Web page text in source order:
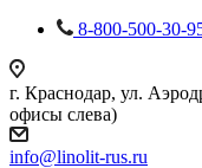
8-800-500-30-
г. Краснодар, ул.
офисы слева)
info@linolit-rus.ru